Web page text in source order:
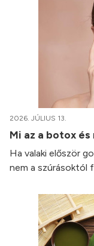
2026. JÚLIUS 13.
Mi az a botox
Ha valaki először
nem a szúrásoktól